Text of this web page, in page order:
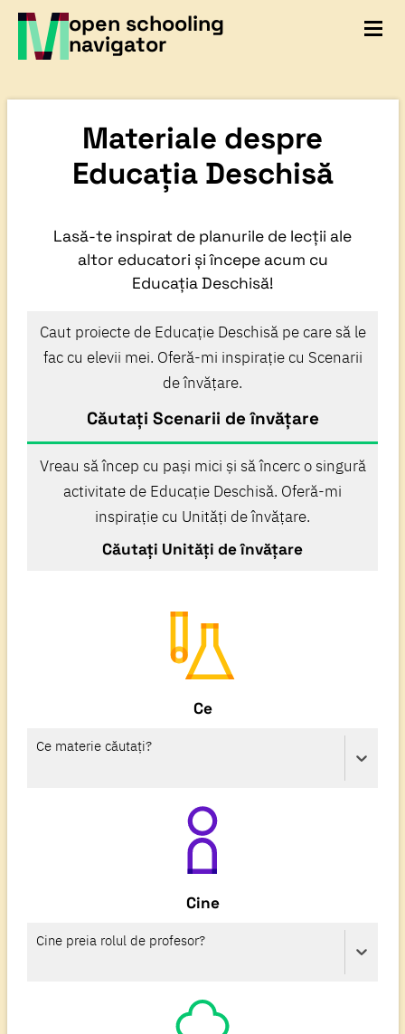
open schooling
navigator
Materiale despre
Educația Deschisă
Lasă-te inspirat de planurile de lecții ale
altor educatori și începe acum cu
Educația Deschisă!
Caut proiecte de Educație Deschisă pe care să le
fac cu elevii mei. Oferă-mi inspirație cu Scenarii
de învățare.
Căutați Scenarii de învățare
Vreau să încep cu pași mici și să încerc o singură
activitate de Educație Deschisă. Oferă-mi
inspirație cu Unități de învățare.
Căutați Unități de învățare
Ce
Ce materie căutați?
Cine
Cine preia rolul de profesor?